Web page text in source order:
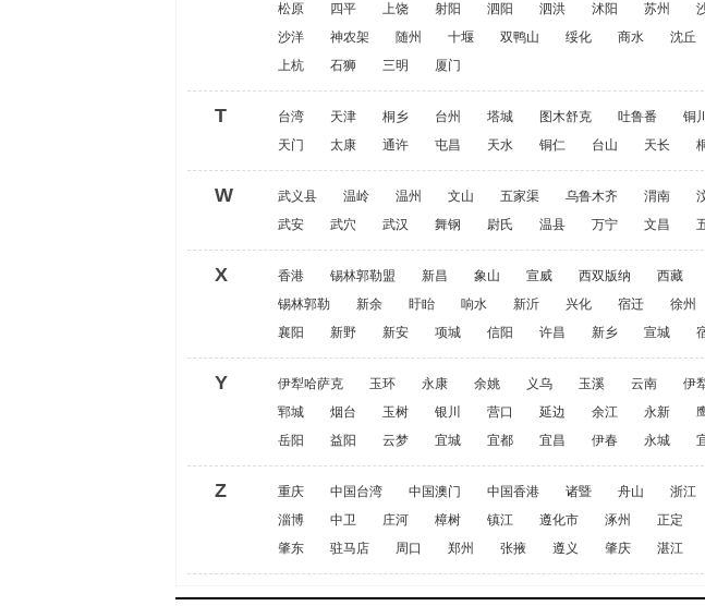
松原
四平 上饶 射阳 泗阳 泗洪 沭阳 苏州
沙洋
神农架 随州 十堰 双鸭山 绥化 商水 沈丘
上杭
石狮 三明 厦门
T 台湾 天津 桐乡 台州 塔城 图木舒克 吐鲁番 铜川
天门
太康 通许 屯昌 天水 铜仁 台山 天长
W 武义县 温岭 温州 文山 五家渠 乌鲁木齐 渭南
武安
武穴 武汉 舞钢 尉氏 温县 万宁 文昌
X 香港 锡林郭勒盟 新昌 象山 宣威 西双版纳 西藏
锡林郭勒
新余 盱眙 响水 新沂 兴化 宿迁 徐州
襄阳
新野 新安 项城 信阳 许昌 新乡 宣城
Y 伊犁哈萨克 玉环 永康 余姚 义乌 玉溪 云南 伊
郓城
烟台 玉树 银川 营口 延边 余江 永新
岳阳
益阳 云梦 宜城 宜都 宜昌 伊春 永城
Z 重庆 中国台湾 中国澳门 中国香港 诸暨 舟山 浙江
淄博
中卫 庄河 樟树 镇江 遵化市 涿州 正定
肇东
驻马店 周口 郑州 张掖 遵义 肇庆 湛江